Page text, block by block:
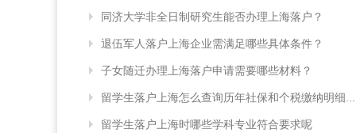
同济大学非全日制研究生能否办理上海落户？
退伍军人落户上海企业需满足哪些具体条件？
子女随迁办理上海落户申请需要哪些材料？
留学生落户上海怎么查询历年社保和个税缴纳明细...
留学生落户上海时哪些学科专业符合要求呢